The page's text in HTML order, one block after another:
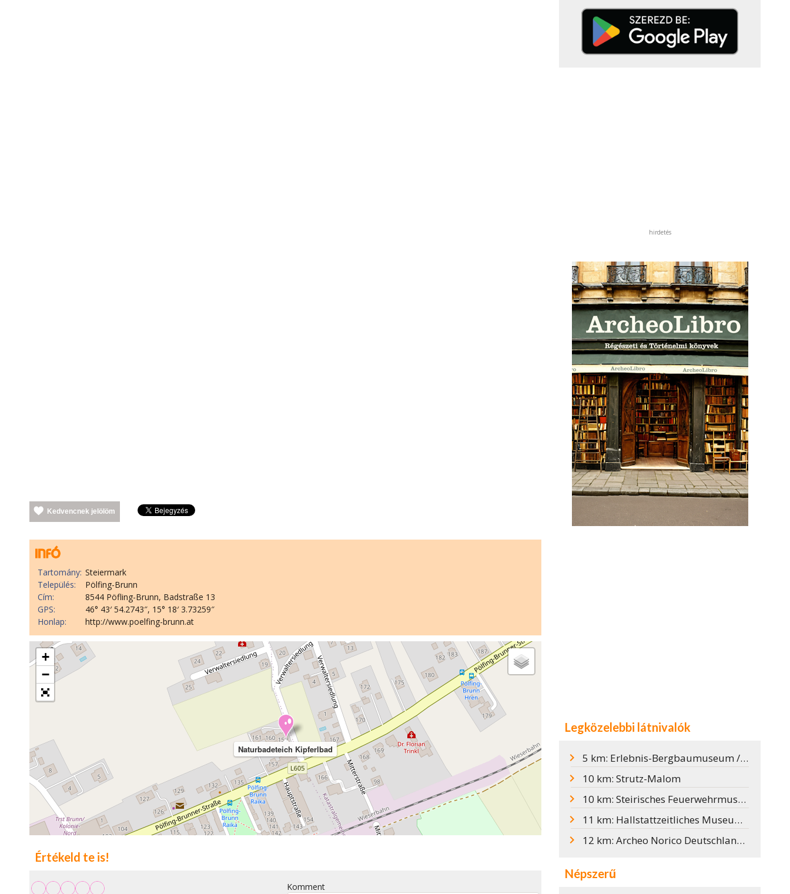
Kedvencnek jelölöm
Tartomány: Steiermark
Település:
Pölfing-Brunn
Cím:
8544 Pöfling-Brunn, Badstraße 13
GPS:
46° 43′ 54.2743″, 15° 18′ 3.73259″
Honlap:
http://www.poelfing-brunn.at
Naturbadeteich Kipferlbad
+
−
Értékeld te is!
Komment
hirdetés
Legközelebbi látnivalók
5 km: Erlebnis-Bergbaumuseum / Bányászmúzeum
10 km: Strutz-Malom
10 km: Steirisches Feuerwehrmuseum / Tűzoltómúzeum
11 km: Hallstattzeitliches Museum / Hallstattkori Múzeum
12 km: Archeo Norico Deutschlandsberg Vármúzeum
Népszerű